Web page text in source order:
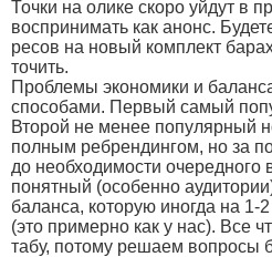
Точки на олике скоро уйдут в
воспринимать как анонс.
ресов на новый комплект
точить.
Проблемы экономики и
способами. Первый самый
Второй не менее популярный
полным ребрендингом, но за
до необходимости
понятный (особенно
баланса, которую иногда на
(это примерно как у нас). Все
табу, потому решаем вопросы